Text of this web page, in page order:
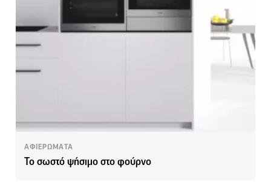
ΑΦΙΕΡΩΜΑΤΑ
Το σωστό ψήσιμο στο φούρνο